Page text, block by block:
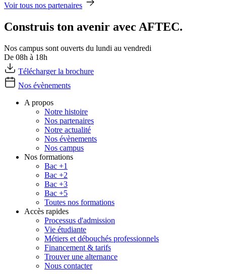
Voir tous nos partenaires
Construis ton avenir avec AFTEC.
Nos campus sont ouverts du lundi au vendredi
De 08h à 18h
Télécharger la brochure
Nos évènements
A propos
Notre histoire
Nos partenaires
Notre actualité
Nos évènements
Nos campus
Nos formations
Bac +1
Bac +2
Bac +3
Bac +5
Toutes nos formations
Accès rapides
Processus d'admission
Vie étudiante
Métiers et débouchés professionnels
Financement & tarifs
Trouver une alternance
Nous contacter